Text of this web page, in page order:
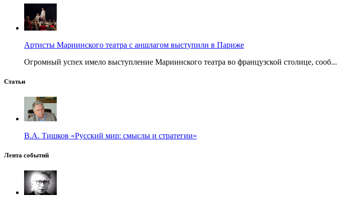
Артисты Мариинского театра с аншлагом выступили в Париже
Огромный успех имело выступление Мариинского театра во французской столице, сооб...
Статьи
В.А. Тишков «Русский мир: смыслы и стратегии»
Лента событий